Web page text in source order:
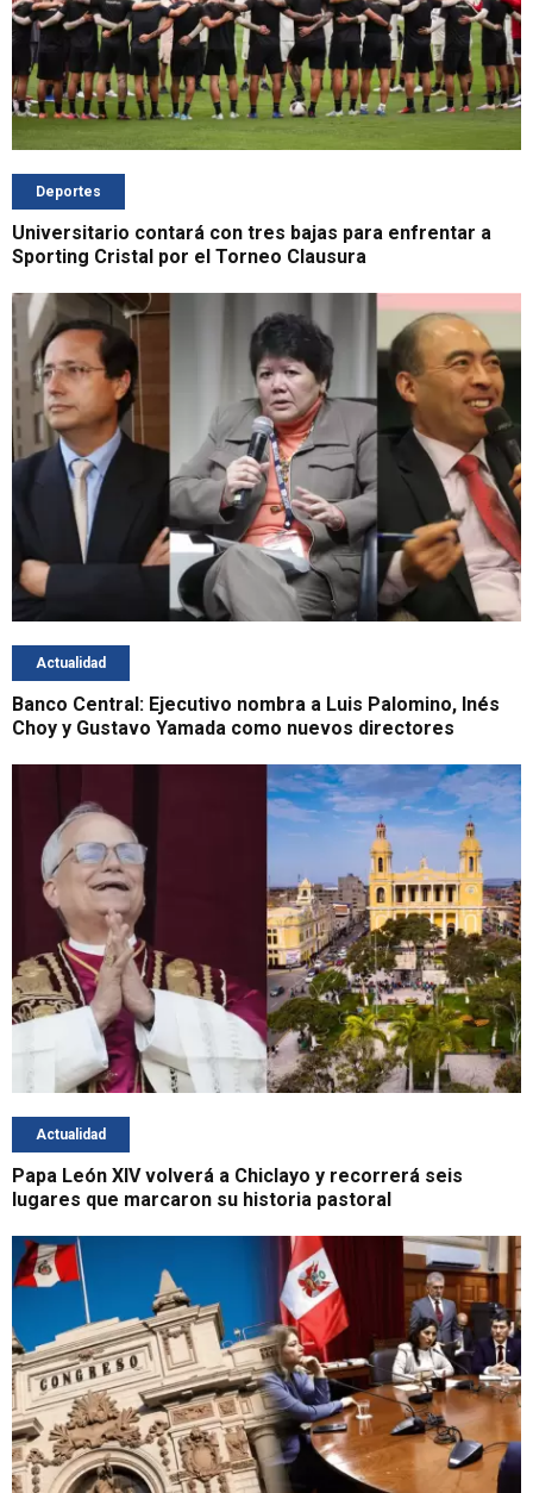
Deportes
Universitario contará con tres bajas para enfrentar a
Sporting Cristal por el Torneo Clausura
Actualidad
Banco Central: Ejecutivo nombra a Luis Palomino, Inés
Choy y Gustavo Yamada como nuevos directores
Actualidad
Papa León XIV volverá a Chiclayo y recorrerá seis
lugares que marcaron su historia pastoral